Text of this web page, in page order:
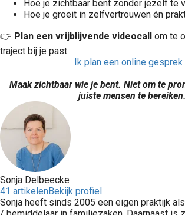
Hoe je zichtbaar bent zonder jezelf te
Hoe je groeit in zelfvertrouwen én
👉 Plan een vrijblijvende videocall om te
traject bij je past.
Ik plan een online gesprek
Maak zichtbaar wie je bent. Niet om te
juiste mensen te bereiken.
Sonja Delbeecke
41 artikelenBekijk profiel
Sonja heeft sinds 2005 een eigen praktijk